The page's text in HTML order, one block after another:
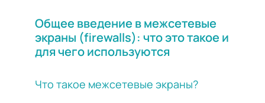
Общее введение в межсетевые
экраны (firewalls): что это такое и
для чего используются
Что такое межсетевые экраны?